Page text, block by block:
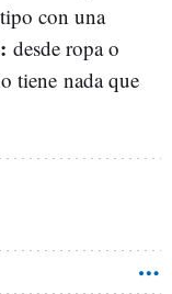
con una
desde ropa o
tiene nada que